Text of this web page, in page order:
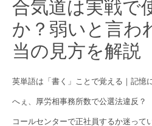
合気道は実戦で
か？弱いと言わ
当の見方を解説
英単語は「書く」ことで覚える｜記憶
へぇ、厚労相事務所数で公選法違反？
コールセンターで正社員するか迷って